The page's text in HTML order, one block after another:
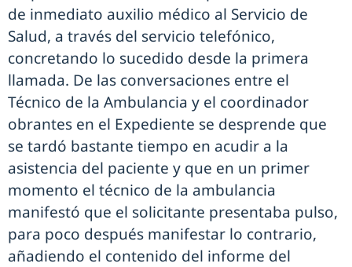
de inmediato auxilio médico al Servicio de
Salud, a través del servicio telefónico,
concretando lo sucedido desde la primera
llamada. De las conversaciones entre el
Técnico de la Ambulancia y el coordinador
obrantes en el Expediente se desprende que
se tardó bastante tiempo en acudir a la
asistencia del paciente y que en un primer
momento el técnico de la ambulancia
manifestó que el solicitante presentaba pulso,
para poco después manifestar lo contrario,
añadiendo el contenido del informe del